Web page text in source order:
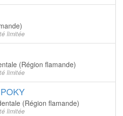
limitée
(Région flamande)
limitée
(Région flamande)
limitée